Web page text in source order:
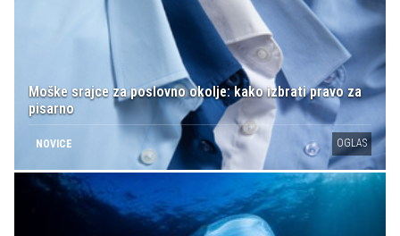
Moške srajce za poslovno okolje: kako izbrati pravo za
pisarno
NOVICE OGLAS